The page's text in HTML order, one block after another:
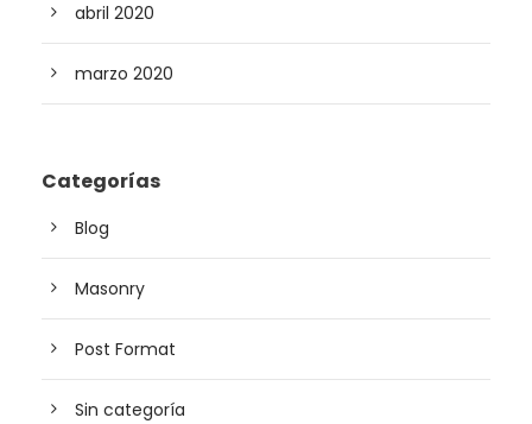
abril 2020
marzo 2020
Categorías
Blog
Masonry
Post Format
Sin categoría